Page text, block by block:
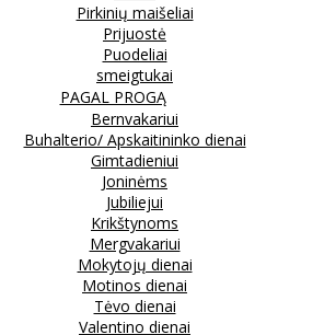
Pirkinių maišeliai
Prijuostė
Puodeliai
smeigtukai
PAGAL PROGĄ
Bernvakariui
Buhalterio/ Apskaitininko dienai
Gimtadieniui
Joninėms
Jubiliejui
Krikštynoms
Mergvakariui
Mokytojų dienai
Motinos dienai
Tėvo dienai
Valentino dienai